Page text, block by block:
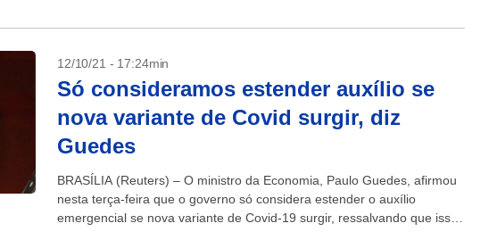
12/10/21 - 17:24min
Só consideramos estender auxílio se
nova variante de Covid surgir, diz
Guedes
BRASÍLIA (Reuters) – O ministro da Economia, Paulo Guedes, afirmou
nesta terça-feira que o governo só considera estender o auxílio
emergencial se nova variante de Covid-19 surgir, ressalvando que isso